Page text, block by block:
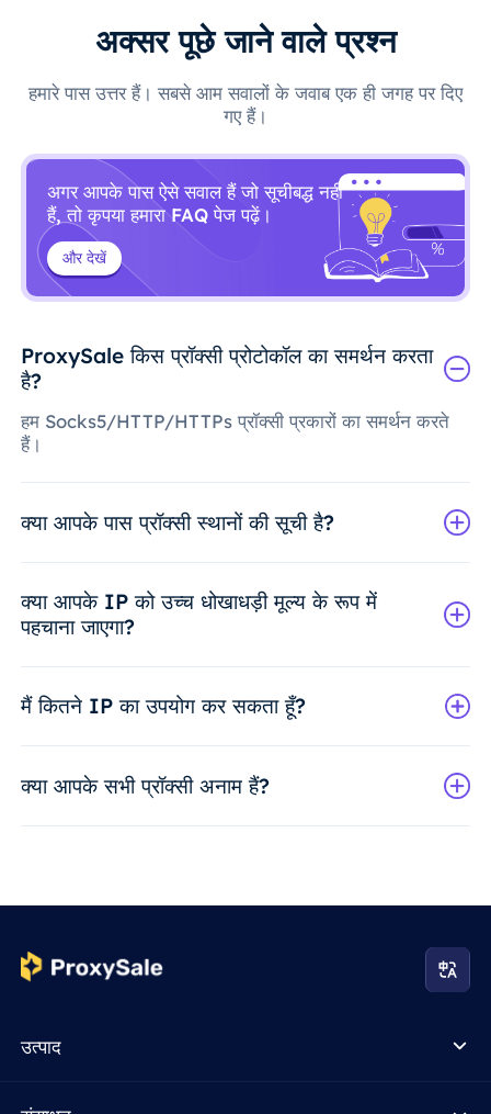
अक्सर पूछे जाने वाले प्रश्न
हमारे पास उत्तर हैं। सबसे आम सवालों के जवाब एक ही जगह पर दिए
गए हैं।
अगर आपके पास ऐसे सवाल हैं जो सूचीबद्ध नहीं
हैं, तो कृपया हमारा FAQ पेज पढ़ें।
और देखें
ProxySale किस प्रॉक्सी प्रोटोकॉल का समर्थन करता
है?
हम Socks5/HTTP/HTTPs प्रॉक्सी प्रकारों का समर्थन करते
हैं।
क्या आपके पास प्रॉक्सी स्थानों की सूची है?
क्या आपके IP को उच्च धोखाधड़ी मूल्य के रूप में
पहचाना जाएगा?
मैं कितने IP का उपयोग कर सकता हूँ?
क्या आपके सभी प्रॉक्सी अनाम हैं?
उत्पाद